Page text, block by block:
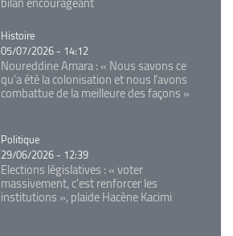
Catégorie
Histoire
05/07/2026 - 14:12
Noureddine Amara : « Nous savons ce
qu’a été la colonisation et nous l’avons
combattue de la meilleure des façons »
Catégorie
Politique
29/06/2026 - 12:39
Elections législatives : « voter
massivement, c'est renforcer les
institutions », plaide Hacène Kacimi